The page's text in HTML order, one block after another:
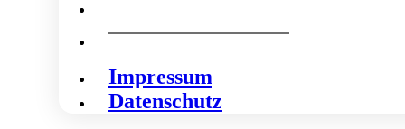
Impressum
Datenschutz